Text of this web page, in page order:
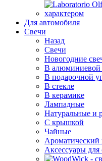
Для автомобиля
Свечи
Назад
Свечи
Новогодние
В алюминиевой
В подарочной
В стекле
В керамике
Лампадные
Натуральные и
С крышкой
Чайные
Ароматический
Аксессуары для